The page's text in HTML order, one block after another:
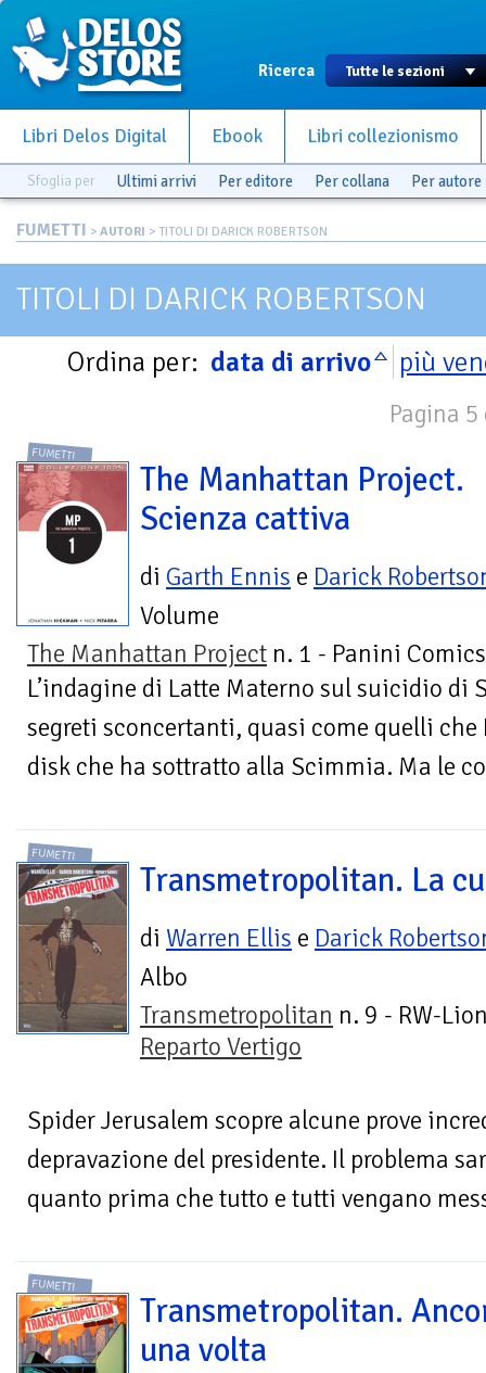
Ricerca
Libri Delos Digital Ebook Libri collezionismo
Sfoglia per Ultimi arrivi Per editore Per collana Per autore
FUMETTI > AUTORI > TITOLI DI DARICK ROBERTSON
TITOLI DI DARICK ROBERTSON
Ordina per: data di arrivo più
Pagina 5
FUMETTI
The Manhattan Project.
Scienza cattiva
di Garth Ennis e Darick
Volume
The Manhattan Project n. 1 - Panini
L’indagine di Latte Materno sul suicidio di
segreti sconcertanti, quasi come quelli che
disk che ha sottratto alla Scimmia. Ma le
FUMETTI
Transmetropolitan. La
di Warren Ellis e Darick
Albo
Transmetropolitan n. 9 - RW-
Reparto Vertigo
Spider Jerusalem scopre alcune prove
depravazione del presidente. Il problema
quanto prima che tutto e tutti vengano
FUMETTI
Transmetropolitan.
una volta